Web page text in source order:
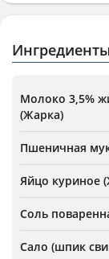
Молоко 3,5%
(Жарка)
Пшеничная
Яйцо куриное
Соль
Сало (шпик